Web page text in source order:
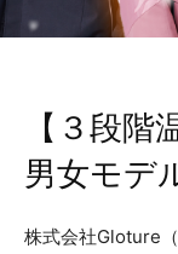
【３段階
男女モデ
株式会社Gloture